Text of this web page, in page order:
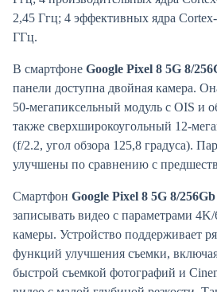
2,45 Ггц; 4 эффективных ядра
ГГц.
В смартфоне Google Pixel 8 5G 8/
панели доступна двойная камера.
50-мегапиксельный модуль с OIS и
также сверхширокоугольный 12-
(f/2.2, угол обзора 125,8 градуса).
улучшены по сравнению с
Смартфон Google Pixel 8 5G 8/
записывать видео с параметрами 4K/
камеры. Устройство поддерживает
функций улучшения съемки,
быстрой съемкой фотографий и